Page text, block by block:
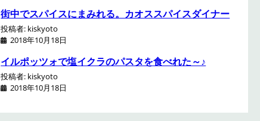
街中でスパイスにまみれる。カオススパイスダイナー
投稿者: kiskyoto
2018年10月18日
イルポッツォで塩イクラのパスタを食べれた～♪
投稿者: kiskyoto
2018年10月18日